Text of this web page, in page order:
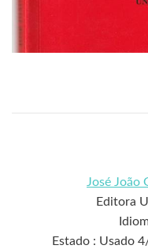
José João
Editora
Estado : Usado